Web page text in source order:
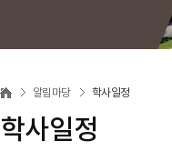
일
정
알림마당 학사일정
학사일정